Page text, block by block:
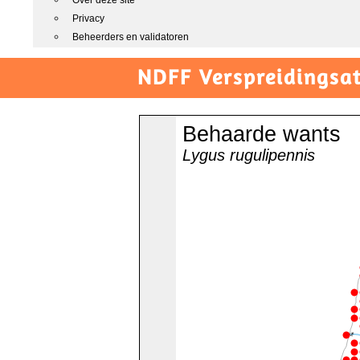
Privacy
Beheerders en validatoren
NDFF